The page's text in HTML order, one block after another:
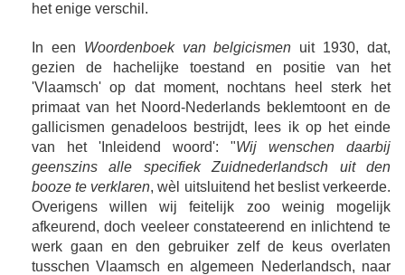
het enige verschil.
In een Woordenboek van belgicismen uit 1930, dat,
gezien de hachelijke toestand en positie van het
'Vlaamsch' op dat moment, nochtans heel sterk het
primaat van het Noord-Nederlands beklemtoont en de
gallicismen genadeloos bestrijdt, lees ik op het einde
van het 'Inleidend woord': "Wij wenschen daarbij
geenszins alle specifiek Zuidnederlandsch uit den
booze te verklaren, wèl uitsluitend het beslist verkeerde.
Overigens willen wij feitelijk zoo weinig mogelijk
afkeurend, doch veeleer constateerend en inlichtend te
werk gaan en den gebruiker zelf de keus overlaten
tusschen Vlaamsch en algemeen Nederlandsch, naar